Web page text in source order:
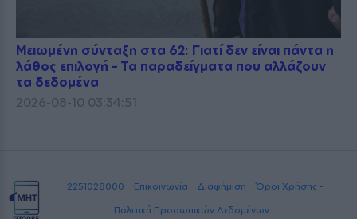
Μειωμένη σύνταξη στα 62: Γιατί δεν είναι πάντα η
λάθος επιλογή – Τα παραδείγματα που αλλάζουν
τα δεδομένα
2026-08-10 03:34:51
2251028000 Επικοινωνία Διαφήμιση
Όροι Χρήσης -
Πολιτική Προσωπικών Δεδομένων